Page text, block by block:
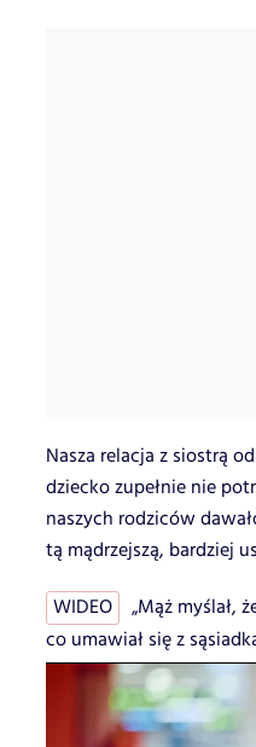
Nasza relacja z siostrą
dziecko zupełnie nie
naszych rodziców
tą mądrzejszą, bardziej
WIDEO
„Mąż myślał,
co umawiał się z